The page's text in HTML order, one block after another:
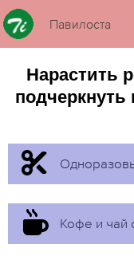
Павилоста
Нарастить
подчеркнуть
Кофе и